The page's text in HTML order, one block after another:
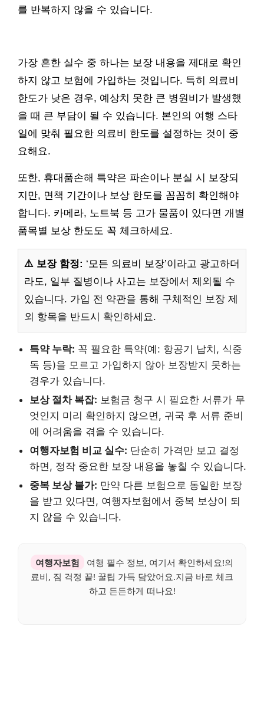
를 반복하지 않을 수 있습니다.
가장 흔한 실수 중 하나는 보장 내용을 제대로 확인
하지 않고 보험에 가입하는 것입니다. 특히 의료비
한도가 낮은 경우, 예상치 못한 큰 병원비가 발생했
을 때 큰 부담이 될 수 있습니다. 본인의 여행 스타
일에 맞춰 필요한 의료비 한도를 설정하는 것이 중
요해요.
또한, 휴대품손해 특약은 파손이나 분실 시 보장되
지만, 면책 기간이나 보상 한도를 꼼꼼히 확인해야
합니다. 카메라, 노트북 등 고가 물품이 있다면 개별
품목별 보상 한도도 꼭 체크하세요.
⚠️ 보장 함정: ‘모든 의료비 보장’이라고 광고하더
라도, 일부 질병이나 사고는 보장에서 제외될 수
있습니다. 가입 전 약관을 통해 구체적인 보장 제
외 항목을 반드시 확인하세요.
특약 누락: 꼭 필요한 특약(예: 항공기 납치, 식중
독 등)을 모르고 가입하지 않아 보장받지 못하는
경우가 있습니다.
보상 절차 복잡: 보험금 청구 시 필요한 서류가 무
엇인지 미리 확인하지 않으면, 귀국 후 서류 준비
에 어려움을 겪을 수 있습니다.
여행자보험 비교 실수: 단순히 가격만 보고 결정
하면, 정작 중요한 보장 내용을 놓칠 수 있습니다.
중복 보상 불가: 만약 다른 보험으로 동일한 보장
을 받고 있다면, 여행자보험에서 중복 보상이 되
지 않을 수 있습니다.
여행자보험
여행 필수 정보, 여기서 확인하세요!의
료비, 짐 걱정 끝! 꿀팁 가득 담았어요.지금 바로 체크
하고 든든하게 떠나요!